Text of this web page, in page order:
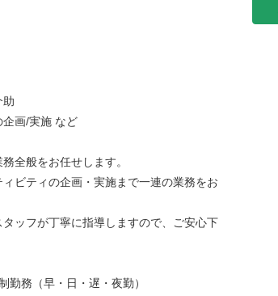
助
企画/実施 など
全般をお任せします。
ビティの企画・実施まで一連の業務をお
ッフが丁寧に指導しますので、ご安心下
勤務（早・日・遅・夜勤）